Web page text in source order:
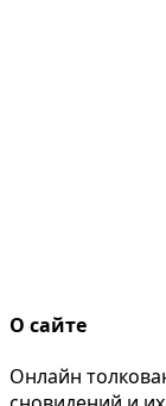
О сайте
Онлайн